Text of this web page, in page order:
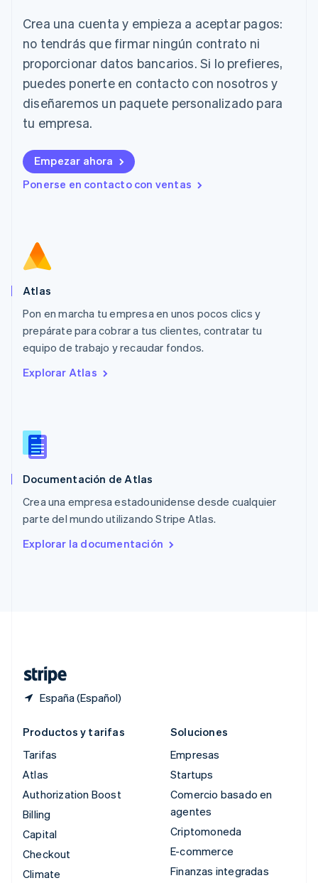
Crea una cuenta y empieza a aceptar pagos:
no tendrás que firmar ningún contrato ni
proporcionar datos bancarios. Si lo prefieres,
puedes ponerte en contacto con nosotros y
diseñaremos un paquete personalizado para
tu empresa.
Empezar ahora
Ponerse en contacto con ventas
Atlas
Pon en marcha tu empresa en unos pocos clics y
prepárate para cobrar a tus clientes, contratar tu
equipo de trabajo y recaudar fondos.
Explorar Atlas
Documentación de Atlas
Crea una empresa estadounidense desde cualquier
parte del mundo utilizando Stripe Atlas.
Explorar la documentación
España (Español)
English
Italia
ItalianoEnglish
Japón
日本語 English
Letonia
Liechtenstein
Lituania
English
Luxemburgo
English
México
Español
English
Nueva Zelanda
English
NederlandsEnglish
Português
RAE de Hong Kong, China
Reino Unido
República Checa
English
English
Productos y tarifas
Tarifas
Atlas
Authorization Boost
Billing
Capital
Checkout
Climate
Soluciones
Empresas
Startups
Comercio basado en
agentes
Criptomoneda
E-commerce
Finanzas integradas